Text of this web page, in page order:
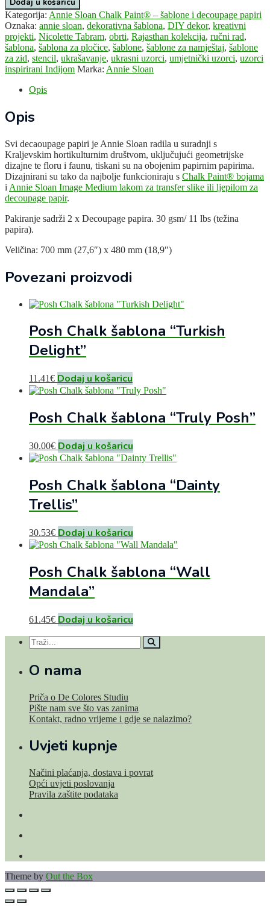
Dodaj u košaricu
Kategorija: Annie Sloan Chalk Paint® – šablone i decoupage papiri
Oznaka: annie sloan, dekorativna šablona, DIY dekor, kreativni
projekti, Nicolette Tabram, obrti, Rajasthan kolekcija, ručni rad,
šablona, šablona za pločice, šablone, šablone za namještaj, šablone
za zid, stencil, ukrašavanje, ukrasni uzorci, umjetnički uzorci, uzorci
inspirirani Indijom Marka: Annie Sloan
Opis
Opis
Svi decaoupage papiri je Annie Sloan radila u suradnji s
Kraljevskim hortikulturnim društvom, uključujući geometrijske
dizajne te floru i faunu, tiskani su na obojenim papirnim papirima.
Dizajnirani su tako da najbolje funkcioniraju s Chalk Paint® bojama
i Annie Sloan Image Medium lakom za transfer slike ili ljepilom za
decoupage papir.
Pakiranje sadrži 2 x Decoupage papira. 30 gsm/ 11 lbs (težina
papira).
Veličina: 700 mm (27,6″) x 480 mm (18,9″)
Povezani proizvodi
Posh Chalk šablona “Turkish
Delight”
11.41€ Dodaj u košaricu
Posh Chalk šablona “Truly Posh”
30.00€ Dodaj u košaricu
Posh Chalk šablona “Dainty
Trellis”
30.53€ Dodaj u košaricu
Posh Chalk šablona “Wall
Mandala”
61.45€ Dodaj u košaricu
O nama
Priča o De Colores Studiu
Pište nam sve što vas zanima
Kontakt, radno vrijeme i gdje se nalazimo?
Uvjeti kupnje
Načini plaćanja, dostava i povrat
Opći uvjeti poslovanja
Pravila zaštite podataka
Theme by Out the Box